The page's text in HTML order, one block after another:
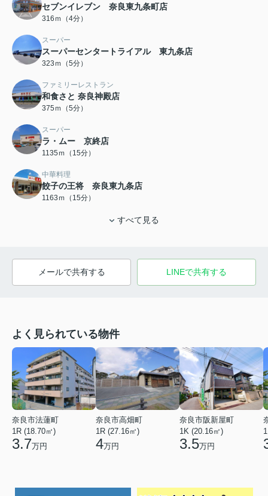
セブンイレブン 奈良東九条町店
316ｍ（4分）
スーパー
スーパーセンタートライアル 東九条店
323ｍ（5分）
ファミリーレストラン
和食さと 奈良神殿店
375ｍ（5分）
スーパー
ラ・ムー 京終店
1135ｍ（15分）
中華料理
餃子の王将 奈良東九条店
1163ｍ（15分）
すべて見る
メールで共有する LINEで共有する
よく見られている物件
奈良市法蓮町
1R (18.70㎡)
3.7万円
奈良市高畑町
1R (27.16㎡)
4万円
奈良市阪新屋町
1K (20.16㎡)
3.5万円